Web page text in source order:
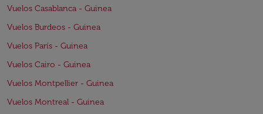
Vuelos Casablanca - Guinea
Vuelos Burdeos - Guinea
Vuelos París - Guinea
Vuelos Cairo - Guinea
Vuelos Montpellier - Guinea
Vuelos Montreal - Guinea